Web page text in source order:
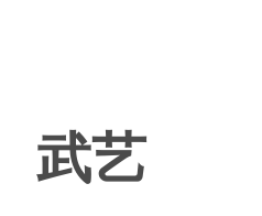
武艺